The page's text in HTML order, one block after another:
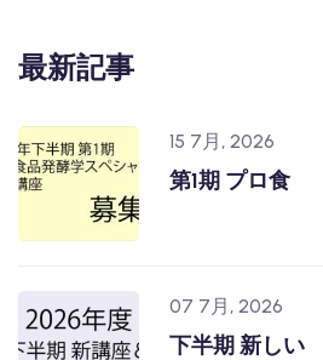
最新記事
15 7月, 2026
第1期 プロ食
07 7月, 2026
下半期 新しい